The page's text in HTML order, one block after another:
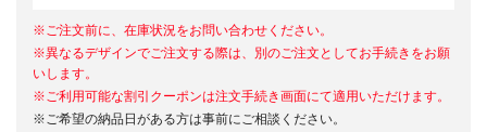
※ご注文前に、在庫状況をお問い合わせください。
※異なるデザインでご注文する際は、別のご注文としてお手続きをお願
いします。
※ご利用可能な割引クーポンは注文手続き画面にて適用いただけます。
※ご希望の納品日がある方は事前にご相談ください。